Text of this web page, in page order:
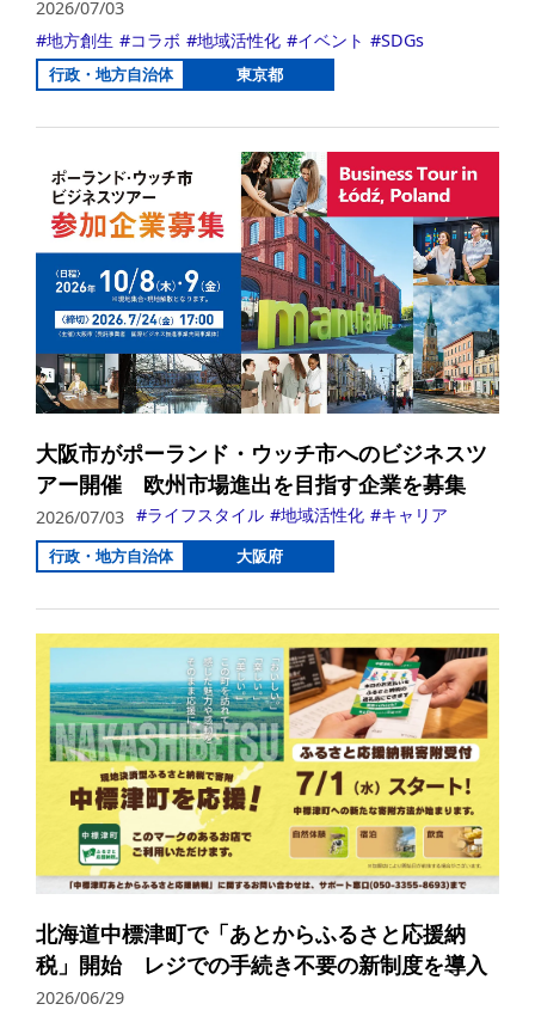
2026/07/03
地方創生
コラボ 地域活性化 イベント SDGs
行政・地方自治体 東京都
大阪市がポーランド・ウッチ市へのビジネスツ
アー開催 欧州市場進出を目指す企業を募集
2026/07/03 ライフスタイル 地域活性化 キャリア
行政・地方自治体 大阪府
北海道中標津町で「あとからふるさと応援納
税」開始 レジでの手続き不要の新制度を導入
2026/06/29